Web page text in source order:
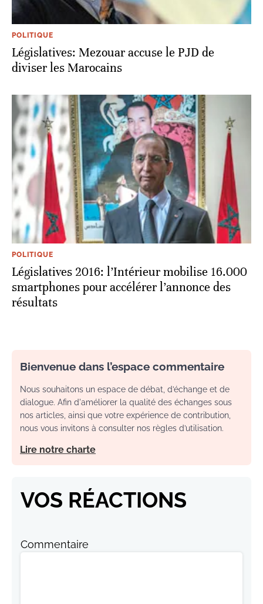
POLITIQUE
Législatives: Mezouar accuse le PJD de
diviser les Marocains
POLITIQUE
Législatives 2016: l’Intérieur mobilise 16.000
smartphones pour accélérer l’annonce des
résultats
Bienvenue dans l’espace commentaire
Nous souhaitons un espace de débat, d’échange et de
dialogue. Afin d'améliorer la qualité des échanges sous
nos articles, ainsi que votre expérience de contribution,
nous vous invitons à consulter nos règles d’utilisation.
Lire notre charte
VOS RÉACTIONS
Commentaire